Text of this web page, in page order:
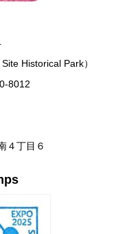
Historical Park）
8012
４丁目６